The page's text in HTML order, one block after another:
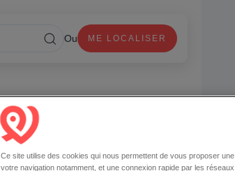
Ou ME LOCALISER
Ce site utilise des cookies qui nous permettent de vous proposer
votre navigation notamment, et une connexion rapide par les